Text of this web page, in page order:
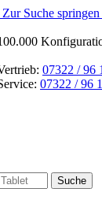
Zur Suche springen
07322 / 96
07322 / 96
Suche